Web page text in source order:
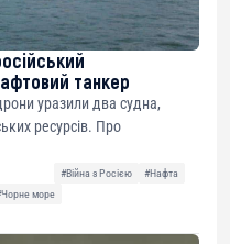
танкер
уразили два судна,
ресурсів. Про
#Війна з Росією
#Нафта
море